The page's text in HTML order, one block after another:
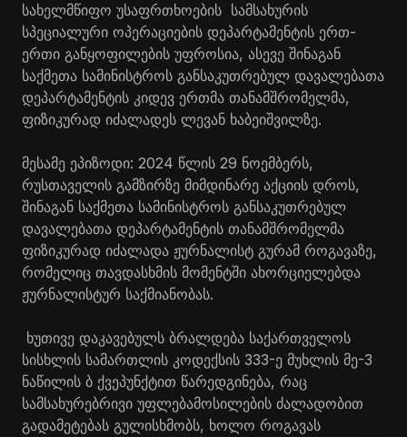
სახელმწიფო უსაფრთხოების სამსახურის
სპეციალური ოპერაციების დეპარტამენტის ერთ-
ერთი განყოფილების უფროსია, ასევე შინაგან
საქმეთა სამინისტროს განსაკუთრებულ დავალებათა
დეპარტამენტის კიდევ ერთმა თანამშრომელმა,
ფიზიკურად იძალადეს ლევან ხაბეიშვილზე.
მესამე ეპიზოდი: 2024 წლის 29 ნოემბერს,
რუსთაველის გამზირზე მიმდინარე აქციის დროს,
შინაგან საქმეთა სამინისტროს განსაკუთრებულ
დავალებათა დეპარტამენტის თანამშრომელმა
ფიზიკურად იძალადა ჟურნალისტ გურამ როგავაზე,
რომელიც თავდასხმის მომენტში ახორციელებდა
ჟურნალისტურ საქმიანობას.
ხუთივე დაკავებულს ბრალდება საქართველოს
სისხლის სამართლის კოდექსის 333-ე მუხლის მე-3
ნაწილის ბ ქვეპუნქტით წარედგინება, რაც
სამსახურებრივი უფლებამოსილების ძალადობით
გადამეტებას გულისხმობს, ხოლო როგავას